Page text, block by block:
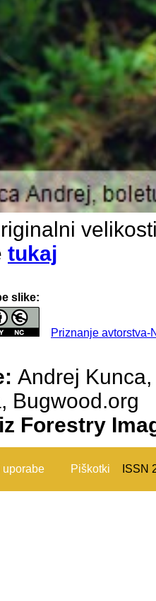
tukaj
slike:
Priznanje avtorstva-
Andrej
Bugwood.org
Forestry
uporabe Piškotki ISSN